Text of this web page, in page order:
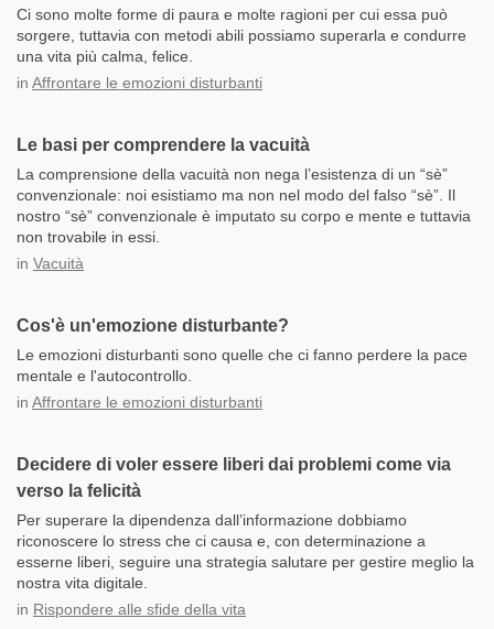
Ci sono molte forme di paura e molte ragioni per cui essa può
sorgere, tuttavia con metodi abili possiamo superarla e condurre
una vita più calma, felice.
in Affrontare le emozioni disturbanti
Le basi per comprendere la vacuità
La comprensione della vacuità non nega l’esistenza di un “sè”
convenzionale: noi esistiamo ma non nel modo del falso “sè”. Il
nostro “sè” convenzionale è imputato su corpo e mente e tuttavia
non trovabile in essi.
in Vacuità
Cos'è un'emozione disturbante?
Le emozioni disturbanti sono quelle che ci fanno perdere la pace
mentale e l'autocontrollo.
in Affrontare le emozioni disturbanti
Decidere di voler essere liberi dai problemi come via
verso la felicità
Per superare la dipendenza dall’informazione dobbiamo
riconoscere lo stress che ci causa e, con determinazione a
esserne liberi, seguire una strategia salutare per gestire meglio la
nostra vita digitale.
in Rispondere alle sfide della vita